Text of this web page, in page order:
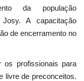
da população
A capacitação
de encerramento no
os profissionais para
livre de preconceitos.